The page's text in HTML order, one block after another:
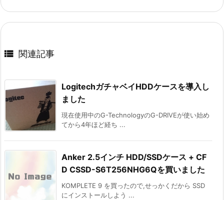
 関連記事
LogitechガチャベイHDDケースを導入し
ました
現在使用中のG-TechnologyのG-DRIVEが使い始め
てから4年ほど経ち ...
Anker 2.5インチ HDD/SSDケース + CF
D CSSD-S6T256NHG6Qを買いました
KOMPLETE 9 を買ったので,せっかくだから SSD
にインストールしよう ...